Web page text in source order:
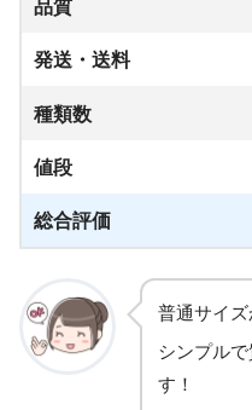
品質
発送・送料
種類数
値段
総合評価
普通サイズ
シンプル
す！